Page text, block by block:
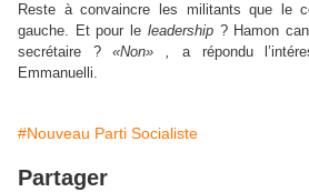
Reste à convaincre les militants que le
gauche. Et pour le leadership? Hamon
secrétaire ?«Non» , a répondu
Emmanuelli.
#Nouveau Parti Socialiste
Partager